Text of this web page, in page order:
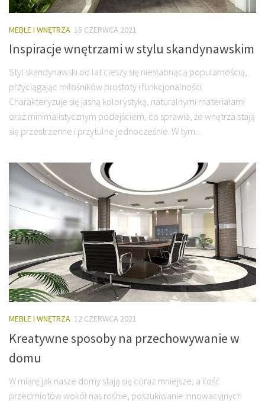
MEBLE I WNĘTRZA 15 CZERWCA 2021
Inspiracje wnętrzami w stylu skandynawskim
Styl skandynawski od lat cieszy się niesłabnącą popularnością,
przyciągając miłośników prostoty i funkcjonalności.
Charakteryzuje się jasną kolorystyką, naturalnymi materiałami
oraz minimalistycznym podejściem, co sprawia, że wnętrza stają
się przestrzenne i przytulne jednocześnie. W tym...
MEBLE I WNĘTRZA 12 CZERWCA 2021
Kreatywne sposoby na przechowywanie w
domu
W miarę jak nasze domy stają się coraz mniejsze, a ilość
przedmiotów wokół nas rośnie, poszukiwanie innowacyjnych